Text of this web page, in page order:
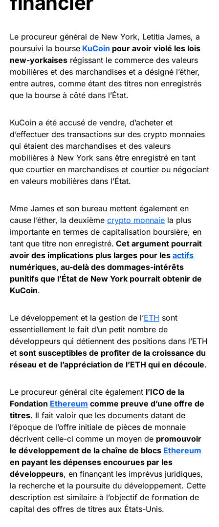
Le procureur général de New York, Letitia James, a
poursuivi la bourse KuCoin pour avoir violé les lois
new-yorkaises régissant le commerce des valeurs
mobilières et des marchandises et a désigné l’éther,
entre autres, comme étant des titres non enregistrés
que la bourse à côté dans l’État.
KuCoin a été accusé de vendre, d’acheter et
d’effectuer des transactions sur des crypto monnaies
qui étaient des marchandises et des valeurs
mobilières à New York sans être enregistré en tant
que courtier en marchandises et courtier ou négociant
en valeurs mobilières dans l’État.
Mme James et son bureau mettent également en
cause l’éther, la deuxième crypto monnaie la plus
importante en termes de capitalisation boursière, en
tant que titre non enregistré. Cet argument pourrait
avoir des implications plus larges pour les actifs
numériques, au-delà des dommages-intérêts
punitifs que l’État de New York pourrait obtenir de
KuCoin.
Le développement et la gestion de l’ETH sont
essentiellement le fait d’un petit nombre de
développeurs qui détiennent des positions dans l’ETH
et sont susceptibles de profiter de la croissance du
réseau et de l’appréciation de l’ETH qui en découle.
Le procureur général cite également l’ICO de la
Fondation Ethereum comme preuve d’une offre de
titres. Il fait valoir que les documents datant de
l’époque de l’offre initiale de pièces de monnaie
décrivent celle-ci comme un moyen de promouvoir
le développement de la chaîne de blocs Ethereum
en payant les dépenses encourues par les
développeurs, en finançant les imprévus juridiques,
la recherche et la poursuite du développement. Cette
description est similaire à l’objectif de formation de
capital des offres de titres aux États-Unis.